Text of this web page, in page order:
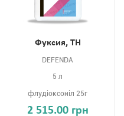
Фуксия, ТН
DEFENDA
5 л
флудіоксоніл 25г
2 515.00 грн